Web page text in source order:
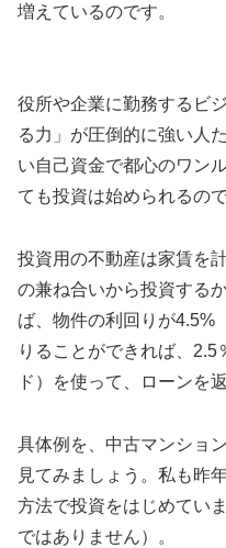
増えているのです。
役所や企業に勤務するビ
る力」が圧倒的に強い人
い自己資金で都心のワン
ても投資は始められるので
投資用の不動産は家賃を
の兼ね合いから投資する
ば、物件の利回りが4.5%
りることができれば、2.5
ド）を使って、ローンを
具体例を、中古マンショ
見てみましょう。私も昨
方法で投資をはじめてい
ではありません）。